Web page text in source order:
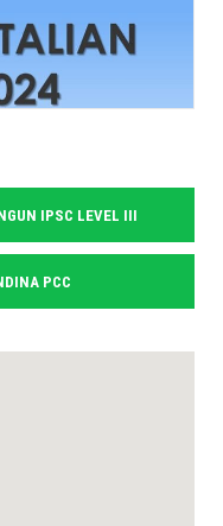
IPSC LEVEL III
PCC